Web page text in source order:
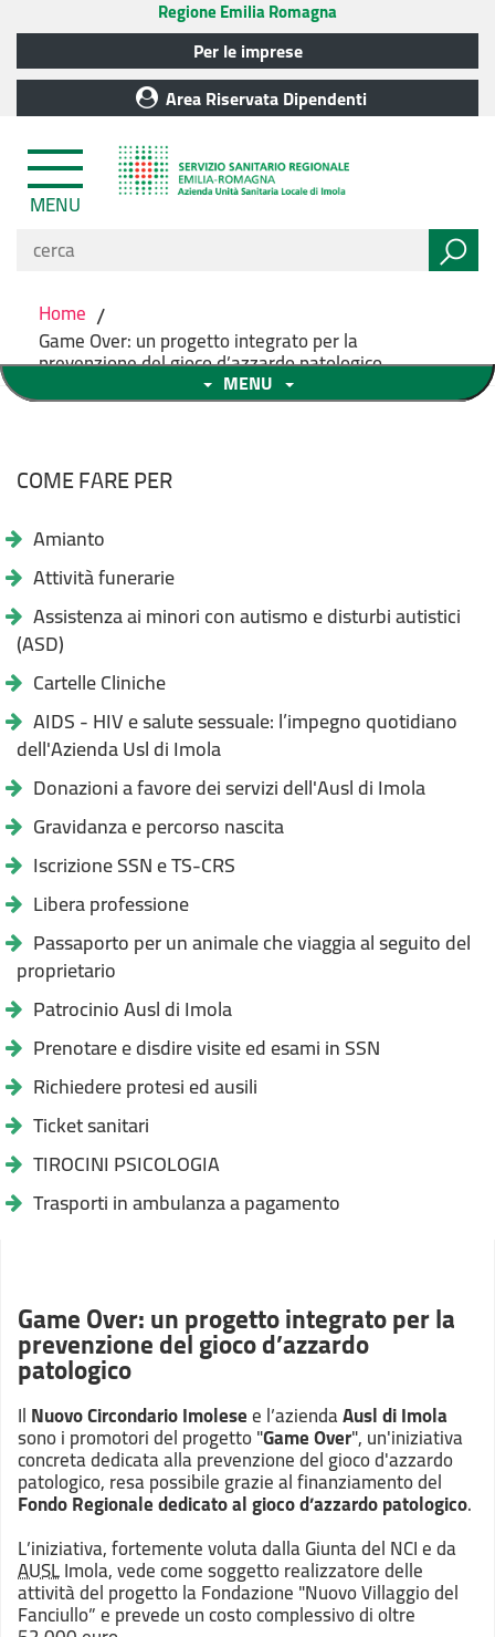
Regione Emilia Romagna
Per le imprese
Area Riservata Dipendenti
MENU
Home /
Game Over: un progetto integrato per la
prevenzione del gioco d’azzardo patologico
MENU
COME FARE PER
Amianto
Attività funerarie
Assistenza ai minori con autismo e disturbi autistici
(ASD)
Cartelle Cliniche
AIDS - HIV e salute sessuale: l’impegno quotidiano
dell'Azienda Usl di Imola
Donazioni a favore dei servizi dell'Ausl di Imola
Gravidanza e percorso nascita
Iscrizione SSN e TS-CRS
Libera professione
Passaporto per un animale che viaggia al seguito del
proprietario
Patrocinio Ausl di Imola
Prenotare e disdire visite ed esami in SSN
Richiedere protesi ed ausili
Ticket sanitari
TIROCINI PSICOLOGIA
Trasporti in ambulanza a pagamento
Game Over: un progetto integrato per la
prevenzione del gioco d’azzardo
patologico
IlNuovo Circondario Imolesee l’aziendaAusl di Imola
sono i promotori del progetto "Game Over", un'iniziativa
concreta dedicata alla prevenzione del gioco d'azzardo
patologico, resa possibile grazie al finanziamento del
Fondo Regionale dedicato al gioco d’azzardo patologico.
L’iniziativa, fortemente voluta dalla Giunta del NCI e da
AUSLImola, vede come soggetto realizzatore delle
attività del progetto la Fondazione "Nuovo Villaggio del
Fanciullo” e prevede un costo complessivo di oltre